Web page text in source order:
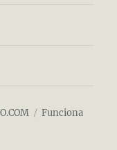
Funciona